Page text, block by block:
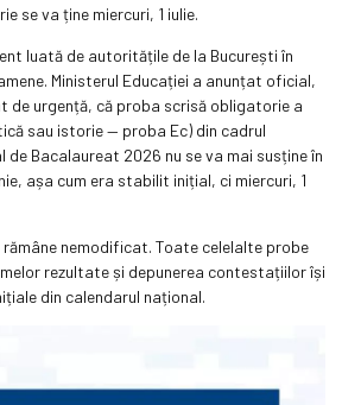
se va ține miercuri, 1 iulie.
luată de autoritățile de la București în
Ministerul Educației a anunțat oficial,
de urgență, că proba scrisă obligatorie a
sau istorie — proba Ec) din cadrul
de Bacalaureat 2026 nu se va mai susține în
așa cum era stabilit inițial, ci miercuri, 1
rămâne nemodificat. Toate celelalte probe
rezultate și depunerea contestațiilor își
din calendarul național.